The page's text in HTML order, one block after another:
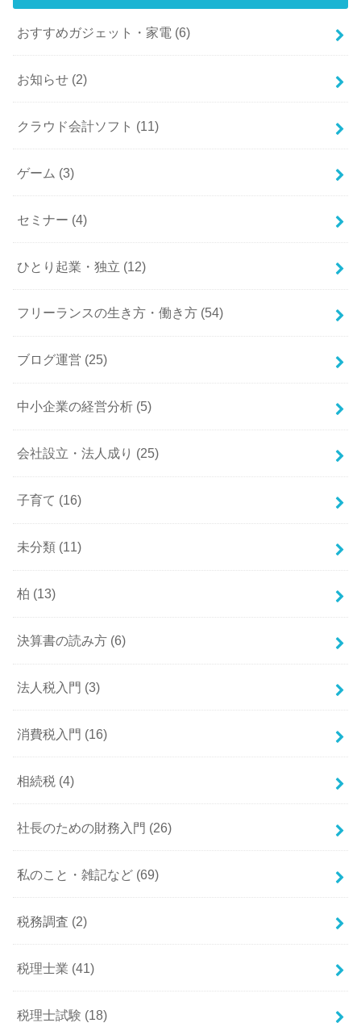
おすすめガジェット・家電 (6)
お知らせ (2)
クラウド会計ソフト (11)
ゲーム (3)
セミナー (4)
ひとり起業・独立 (12)
フリーランスの生き方・働き方 (54)
ブログ運営 (25)
中小企業の経営分析 (5)
会社設立・法人成り (25)
子育て (16)
未分類 (11)
柏 (13)
決算書の読み方 (6)
法人税入門 (3)
消費税入門 (16)
相続税 (4)
社長のための財務入門 (26)
私のこと・雑記など (69)
税務調査 (2)
税理士業 (41)
税理士試験 (18)